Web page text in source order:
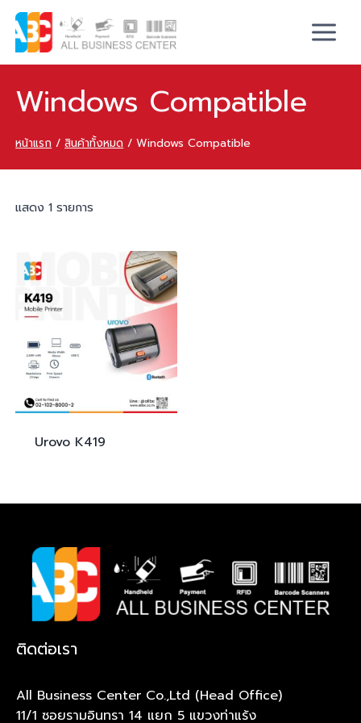
Windows Compatible
หน้าแรก / สินค้าทั้งหมด / Windows Compatible
แสดง 1 รายการ
Urovo K419
ติดต่อเรา
All Business Center Co.,Ltd (Head Office)
11/1 ซอยรามอินทรา 14 แยก 5 แขวงท่าแร้ง